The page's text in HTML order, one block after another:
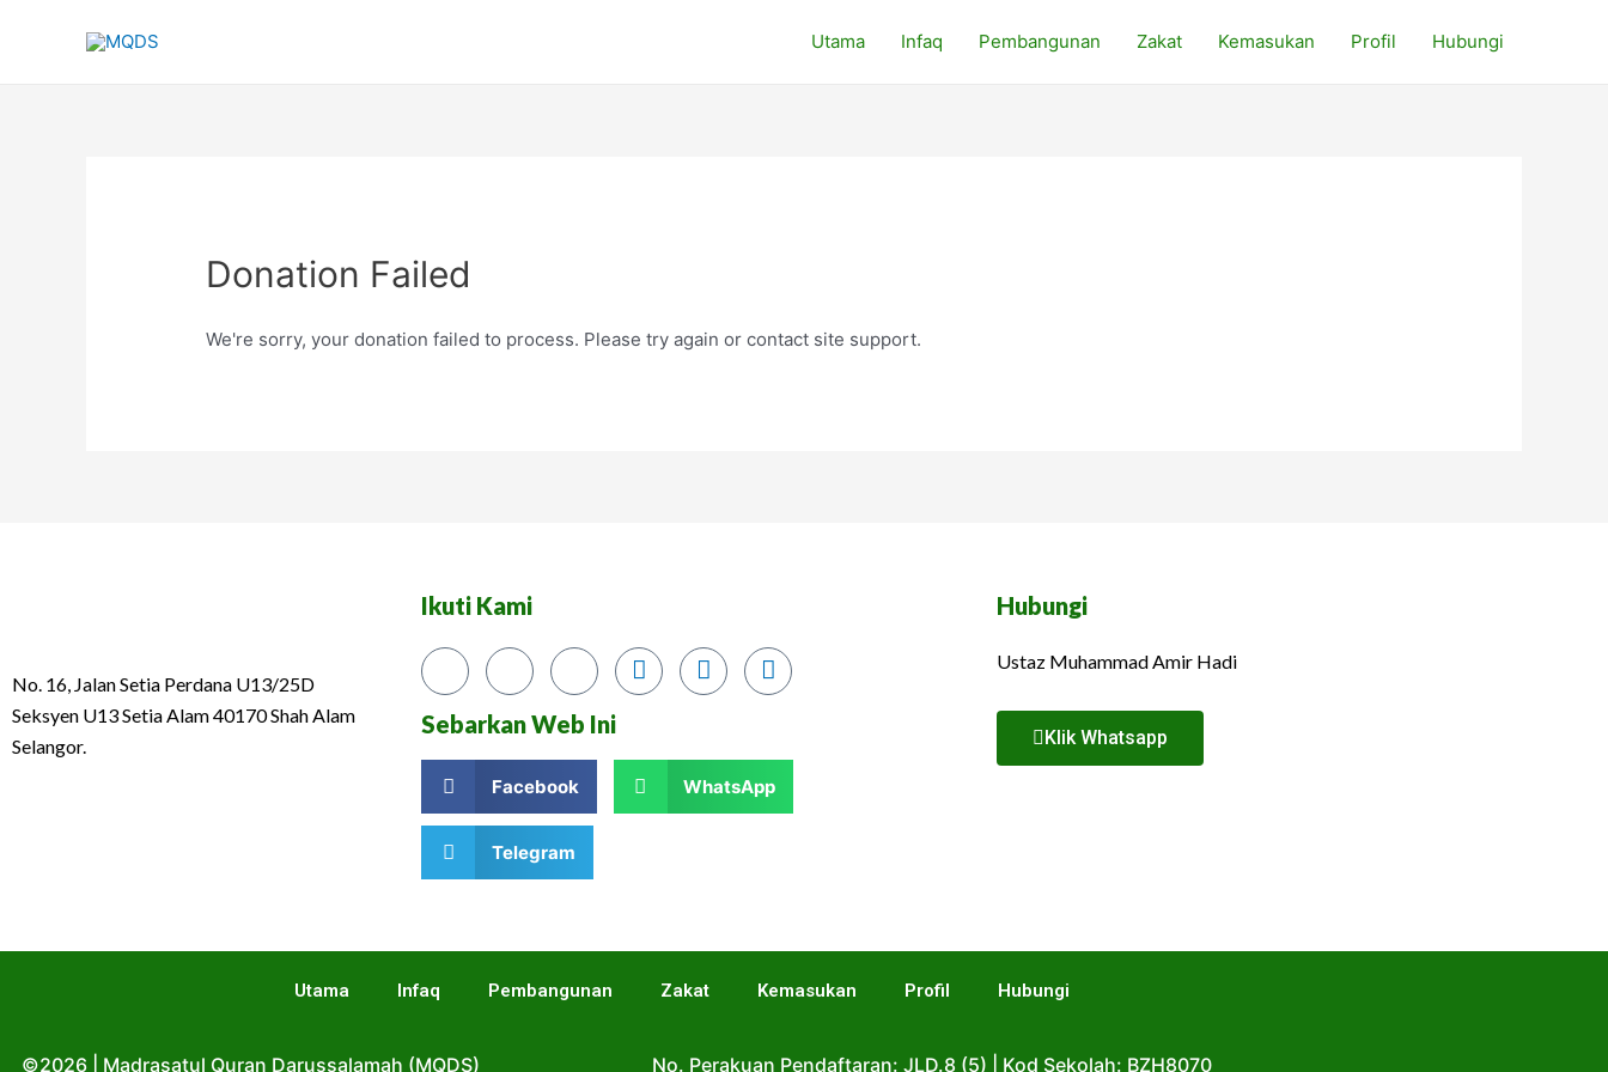
Utama Infaq Pembangunan Zakat Kemasukan Profil Hubungi
Donation Failed
We're sorry, your donation failed to process. Please try again or contact site support.
No. 16, Jalan Setia Perdana U13/25D
Seksyen U13 Setia Alam 40170 Shah Alam
Selangor.
Ikuti Kami
Sebarkan Web Ini
Facebook WhatsApp
Telegram
Hubungi
Ustaz Muhammad Amir Hadi
Klik Whatsapp
Utama Infaq Pembangunan Zakat Kemasukan Profil Hubungi
©2026 | Madrasatul Quran Darussalamah (MQDS) No. Perakuan Pendaftaran: JLD.8 (5) | Kod Sekolah: BZH8070